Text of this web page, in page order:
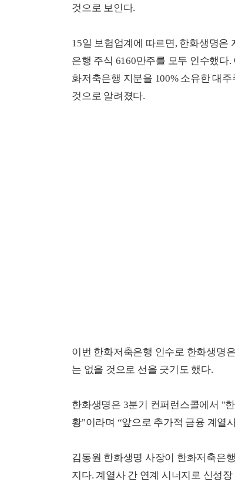
것으로 보인다.
15일 보험업계에 따르면, 한화생명은
은행 주식 6160만주를 모두 인수했
화저축은행 지분을 100% 소유한 대
것으로 알려졌다.
이번 한화저축은행 인수로 한화생명
는 없을 것으로 선을 긋기도 했다.
한화생명은 3분기 컨퍼런스콜에서 "
황"이라며 “앞으로 추가적 금융 계열
김동원 한화생명 사장이 한화저축은
지다. 계열사 간 연계 시너지로 신성